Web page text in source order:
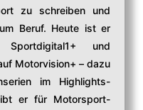
zu schreiben und
Beruf. Heute ist er
Sportdigital1+ und
Motorvision+ – dazu
im Highlights-
er für Motorsport-